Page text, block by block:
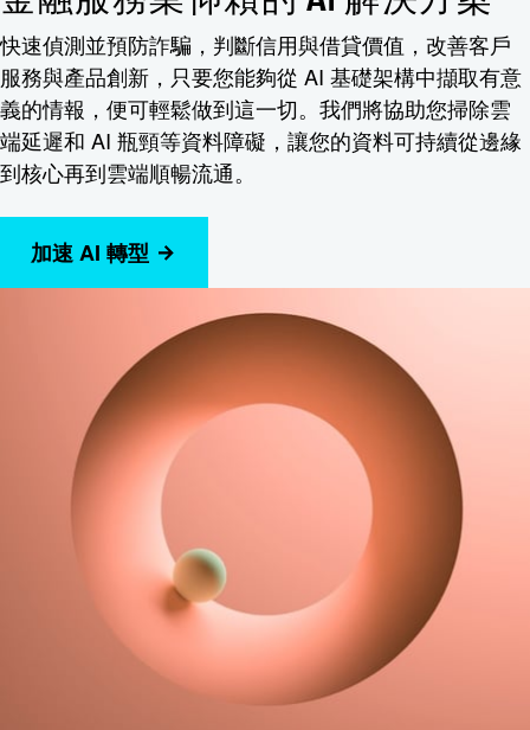
快速偵測並預防詐騙，判斷信用與借貸價值，改善客戶
服務與產品創新，只要您能夠從 AI 基礎架構中擷取有意
義的情報，便可輕鬆做到這一切。我們將協助您掃除雲
端延遲和 AI 瓶頸等資料障礙，讓您的資料可持續從邊緣
到核心再到雲端順暢流通。
加速 AI 轉型